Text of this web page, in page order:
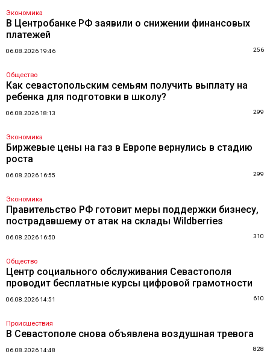
Экономика
В Центробанке РФ заявили о снижении финансовых
платежей
06.08.2026 19:46 256
Общество
Как севастопольским семьям получить выплату на
ребенка для подготовки в школу?
06.08.2026 18:13 299
Экономика
Биржевые цены на газ в Европе вернулись в стадию
роста
06.08.2026 16:55 299
Экономика
Правительство РФ готовит меры поддержки бизнесу,
пострадавшему от атак на склады Wildberries
06.08.2026 16:50 310
Общество
Центр социального обслуживания Севастополя
проводит бесплатные курсы цифровой грамотности
06.08.2026 14:51 610
Происшествия
В Севастополе снова объявлена воздушная тревога
06.08.2026 14:48 828